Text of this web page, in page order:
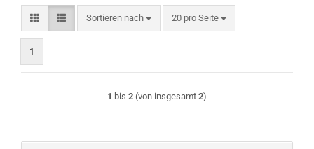
Sortieren nach
Sortieren nach 20 pro Seite
pro Seite
1
1 bis 2 (von insgesamt 2)